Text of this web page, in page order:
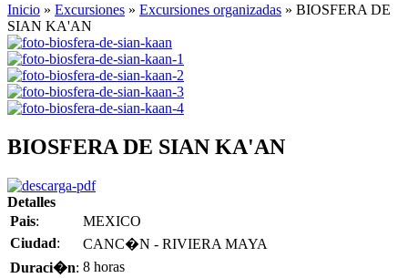
Inicio » Excursiones » Excursiones organizadas » BIOSFERA DE
SIAN KA'AN
BIOSFERA DE SIAN KA'AN
Detalles
Pais:
MEXICO
Ciudad:
CANC�N - RIVIERA MAYA
Duraci�n: 8 horas